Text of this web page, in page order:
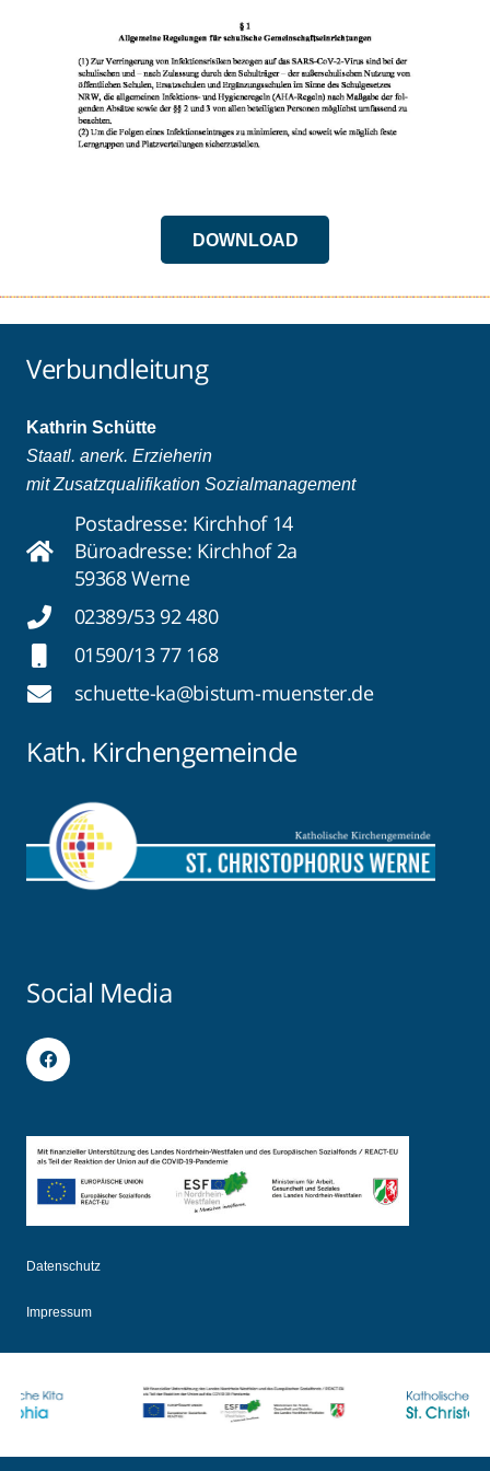
DOWNLOAD
Verbundleitung
Kathrin Schütte
Staatl. anerk. Erzieherin
mit Zusatzqualifikation Sozialmanagement
Postadresse: Kirchhof 14
Büroadresse: Kirchhof 2a
59368 Werne
02389/53 92 480
01590/13 77 168
schuette-ka@bistum-muenster.de
Kath. Kirchengemeinde
Social Media
Datenschutz
Impressum